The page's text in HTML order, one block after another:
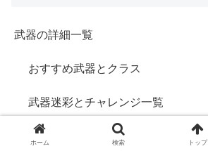
武器の詳細一覧
おすすめ武器とクラス
武器迷彩とチャレンジ一覧
武器観察やエモートのやり方
ホーム 検索 トップ